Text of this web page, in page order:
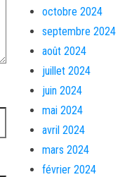
octobre 2024
septembre 2024
août 2024
juillet 2024
juin 2024
mai 2024
avril 2024
mars 2024
février 2024